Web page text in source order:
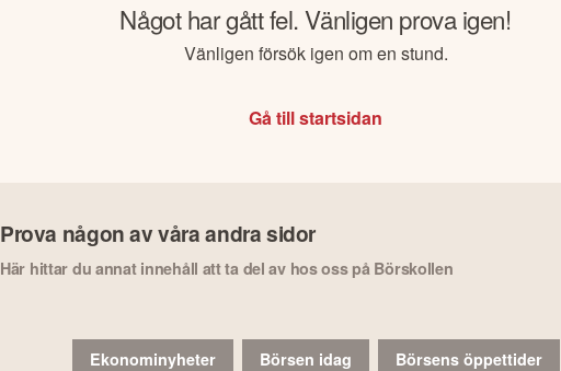
Något har gått fel. Vänligen prova igen!
Vänligen försök igen om en stund.
Gå till startsidan
Prova någon av våra andra sidor
Här hittar du annat innehåll att ta del av hos oss på Börskollen
Ekonominyheter Börsen idag Börsens öppettider